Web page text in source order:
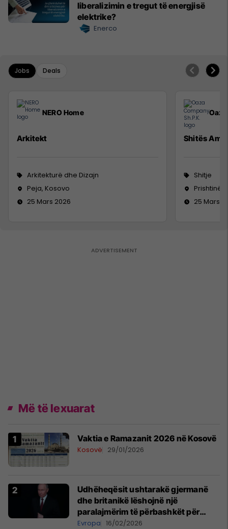
liberalizimin e tregut të energjisë
elektrike?
Enerco
Jobs Deals
NERO Home
Arkitekt
Arkitekturë dhe Dizajn
Peja, Kosovo
25 Mars 2026
Shitës
Shitje
Prishtinë
25 Mars
Më të lexuarat
Vaktia e Ramazanit 2026 në Kosovë
Kosovë 29/01/2026
Udhëheqësit ushtarakë gjermanë
dhe britanikë lëshojnë një
paralajmërim të përbashkët për
rrezikun e mundshëm rus
Evropa 16/02/2026